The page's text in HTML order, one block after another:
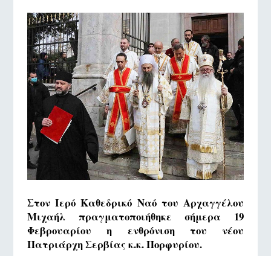
Στον Ιερό Καθεδρικό Ναό του Αρχαγγέλου
Μιχαήλ πραγματοποιήθηκε σήμερα 19
Φεβρουαρίου η ενθρόνιση του νέου
Πατριάρχη Σερβίας κ.κ. Πορφυρίου.